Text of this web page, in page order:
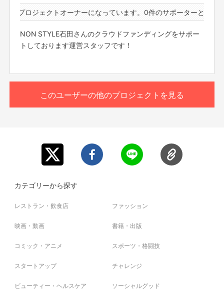
プロジェクトオーナーになっています。0件のサポーターと2件のプ
NON STYLE石田さんのクラウドファンディングをサポー
トしております運営スタッフです！
日時：6月16日 (日) 9:00~10:00
場所：東京23区内某所
※当日の詳細については、別途FANY Crowdfundingのメッ
セージ機能にてご案内させていただきます。
止等によるリターンが履行できない状況においては、その
後の対応についてご連絡させていただきます。
※当日はスタッフの指示に従っていただきます。イベント
の進行を妨げる行動を取った場合、退出いただく可能性が
い。後日キャンセルはできませんのでご了承ください。
もっと見る
このリターンを購入する
このユーザーの他のプロジェクトを見る
カテゴリーから探す
レストラン・飲食店 ファッション
映画・動画 書籍・出版
コミック・アニメ スポーツ・格闘技
スタートアップ チャレンジ
ビューティー・ヘルスケア ソーシャルグッド